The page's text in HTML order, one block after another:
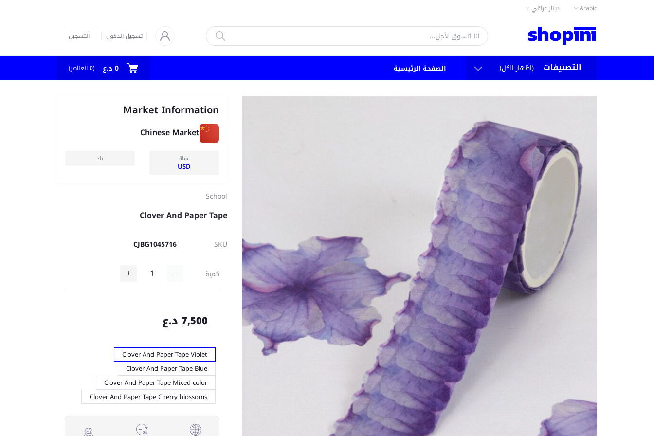
Arabic دينار عراقي
تسجيل الدخول التسجيل
التصنيفات (اظهار الكل) الصفحة الرئيسية 0 د.ع (
0العناصر)
Market Information
Chinese Market
عملة
USD
بلد
School
Clover And Paper Tape
SKU
CJBG1045716
كمية
7,500 د.ع
Clover And Paper Tape Violet
Clover And Paper Tape Blue
Clover And Paper Tape Mixed color
Clover And Paper Tape Cherry blossoms